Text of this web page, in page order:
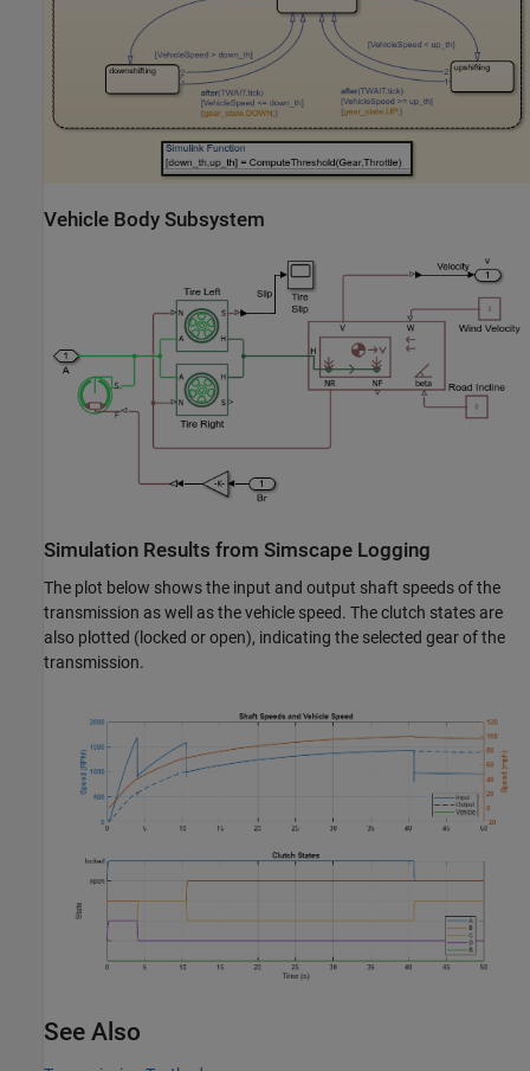
Vehicle Body Subsystem
Simulation Results from Simscape Logging
The plot below shows the input and output shaft speeds of the
transmission as well as the vehicle speed. The clutch states are
also plotted (locked or open), indicating the selected gear of the
transmission.
See Also